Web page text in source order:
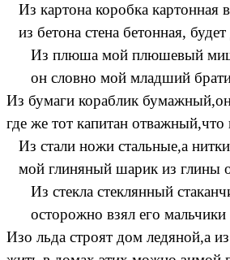
Из картона коробка
из бетона стена бетонная,
Из плюша мой плюшевый
он словно мой младший
Из бумаги кораблик
где же тот капитан
Из стали ножи стальные,а
мой глиняный шарик из глины
Из стекла стеклянный
осторожно взял его мальчики
Изо льда строят дом ледяной,а